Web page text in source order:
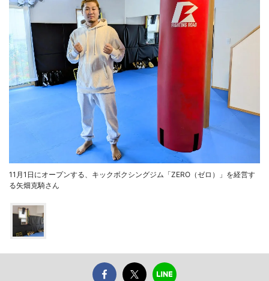
11月1日にオープンする、キックボクシングジム「ZERO（ゼロ）」を経営す
る矢畑克騎さん